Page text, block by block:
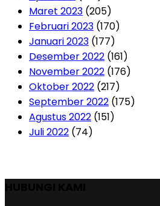
Maret 2023 (205)
Februari 2023 (170)
Januari 2023 (177)
Desember 2022 (161)
November 2022 (176)
Oktober 2022 (217)
September 2022 (175)
Agustus 2022 (151)
Juli 2022 (74)